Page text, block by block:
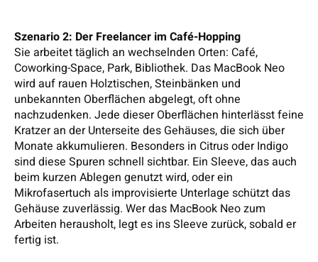
Szenario 2: Der Freelancer im Café-Hopping
Sie arbeitet täglich an wechselnden Orten: Café,
Coworking-Space, Park, Bibliothek. Das MacBook Neo
wird auf rauen Holztischen, Steinbänken und
unbekannten Oberflächen abgelegt, oft ohne
nachzudenken. Jede dieser Oberflächen hinterlässt feine
Kratzer an der Unterseite des Gehäuses, die sich über
Monate akkumulieren. Besonders in Citrus oder Indigo
sind diese Spuren schnell sichtbar. Ein Sleeve, das auch
beim kurzen Ablegen genutzt wird, oder ein
Mikrofasertuch als improvisierte Unterlage schützt das
Gehäuse zuverlässig. Wer das MacBook Neo zum
Arbeiten herausholt, legt es ins Sleeve zurück, sobald er
fertig ist.